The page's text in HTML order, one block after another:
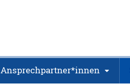
Ansprechpartner*innen